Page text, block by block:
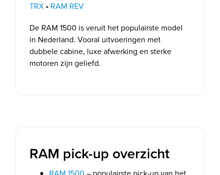
TRX • RAM REV
De RAM 1500 is veruit het populairste model
in Nederland. Vooral uitvoeringen met
dubbele cabine, luxe afwerking en sterke
motoren zijn geliefd.
RAM pick-up overzicht